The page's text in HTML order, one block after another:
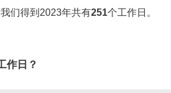
们得到2023年共有251个工作日。
作日？